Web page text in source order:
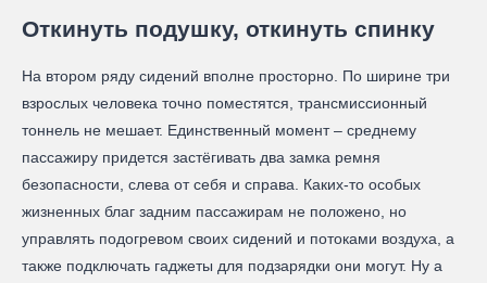
Откинуть подушку, откинуть спинку
На втором ряду сидений вполне просторно. По ширине три
взрослых человека точно поместятся, трансмиссионный
тоннель не мешает. Единственный момент – среднему
пассажиру придется застёгивать два замка ремня
безопасности, слева от себя и справа. Каких-то особых
жизненных благ задним пассажирам не положено, но
управлять подогревом своих сидений и потоками воздуха, а
также подключать гаджеты для подзарядки они могут. Ну а